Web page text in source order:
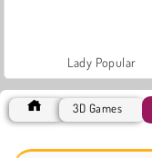
Lady Popular
3D Games